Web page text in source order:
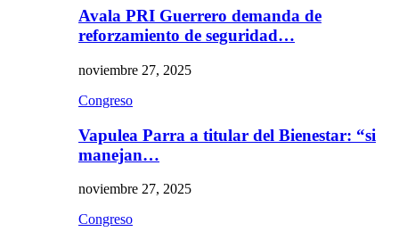
Avala PRI Guerrero demanda de
reforzamiento de seguridad…
noviembre 27, 2025
Congreso
Vapulea Parra a titular del Bienestar: “si
manejan…
noviembre 27, 2025
Congreso